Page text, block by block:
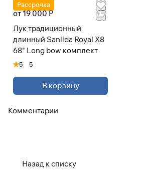
Рассрочка
от 19 000 Р
Лук традиционный
длинный Sanlida Royal X8
68" Long bow комплект
5 5
В корзину
Комментарии
Назад к списку